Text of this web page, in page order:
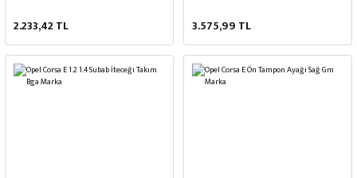
2.233,42 TL 3.575,99 TL